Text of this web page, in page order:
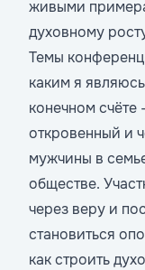
живыми
духовному
Темы
каким я
конечном
откровенный и
мужчины в
обществе.
через веру и
становиться
как строить